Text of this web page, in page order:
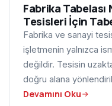
Fabrika Tabelası
Tesisleri İçin
Fabrika ve sanayi
işletmenin yalnızca
değildir. Tesisin
doğru alana
Devamını Oku